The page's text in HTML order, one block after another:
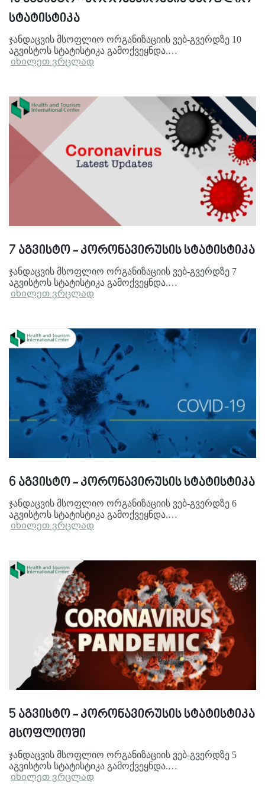
სტატისტიკა
ჯანდაცვის მსოფლიო ორგანიზაციის ვებ-გვერდზე 10
აგვისტოს სტატისტიკა გამოქვეყნდა.…
იხილეთ ვრცლად
7 აგვისტო - კორონავირუსის სტატისტიკა
ჯანდაცვის მსოფლიო ორგანიზაციის ვებ-გვერდზე 7
აგვისტოს სტატისტიკა გამოქვეყნდა.…
იხილეთ ვრცლად
6 აგვისტო - კორონავირუსის სტატისტიკა
ჯანდაცვის მსოფლიო ორგანიზაციის ვებ-გვერდზე 6
აგვისტოს სტატისტიკა გამოქვეყნდა.…
იხილეთ ვრცლად
5 აგვისტო - კორონავირუსის სტატისტიკა
მსოფლიოში
ჯანდაცვის მსოფლიო ორგანიზაციის ვებ-გვერდზე 5
აგვისტოს სტატისტიკა გამოქვეყნდა.…
იხილეთ ვრცლად